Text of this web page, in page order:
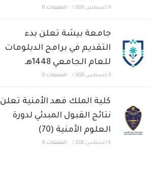
9 أغسطس، 2026 / التعليقات: 0
جامعة بيشة تعلن بدء
التقديم في برامج الدبلومات
للعام الجامعي 1448هـ
9 أغسطس، 2026 / التعليقات: 0
كلية الملك فهد الأمنية تعلن
نتائج القبول المبدئي لدورة
العلوم الأمنية (70)
8 أغسطس، 2026 / التعليقات: 0